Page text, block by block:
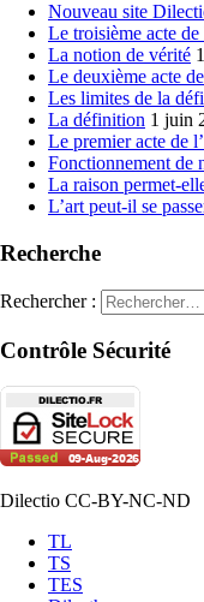
Nouveau site
Le troisième acte
La notion de vérité
Le deuxième acte
Les limites de la
La définition 1 juin
Le premier acte de
Fonctionnement de
La raison permet-
L’art peut-il se
Recherche
Rechercher :
Contrôle Sécurité
Dilectio CC-BY-NC-ND
TL
TS
TES